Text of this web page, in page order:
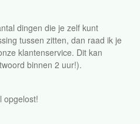
dingen die je zelf kunt
tussen zitten, dan raad ik je
klantenservice. Dit kan
binnen 2 uur!).
opgelost!